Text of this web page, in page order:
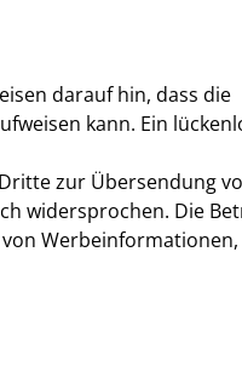
darauf hin, dass die
kann. Ein
zur Übersendung
widersprochen. Die